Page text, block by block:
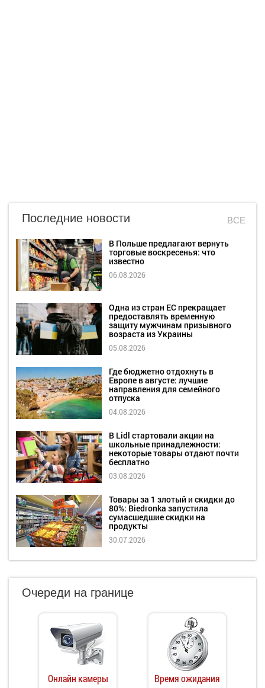
Последние новости ВСЕ
В Польше предлагают вернуть
торговые воскресенья: что
известно
06.08.2026
Одна из стран ЕС прекращает
предоставлять временную
защиту мужчинам призывного
возраста из Украины
05.08.2026
Где бюджетно отдохнуть в
Европе в августе: лучшие
направления для семейного
отпуска
04.08.2026
В Lidl стартовали акции на
школьные принадлежности:
некоторые товары отдают почти
бесплатно
03.08.2026
Товары за 1 злотый и скидки до
80%: Biedronka запустила
сумасшедшие скидки на
продукты
30.07.2026
Очереди на границе
Онлайн камеры Время ожидания